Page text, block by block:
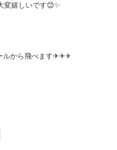
変嬉しいです😊✨
ルから飛べます✈︎✈︎✈︎